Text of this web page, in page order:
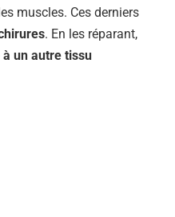
muscles. Ces derniers
. En les réparant,
un autre tissu